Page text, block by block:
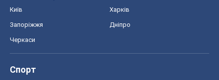
Київ Харків
Запоріжжя Дніпро
Черкаси
Спорт